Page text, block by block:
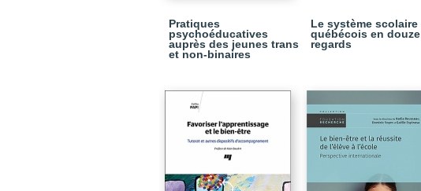
Pratiques
psychoéducatives
auprès des jeunes trans
et non-binaires
Le système scolaire
québécois en douze
regards